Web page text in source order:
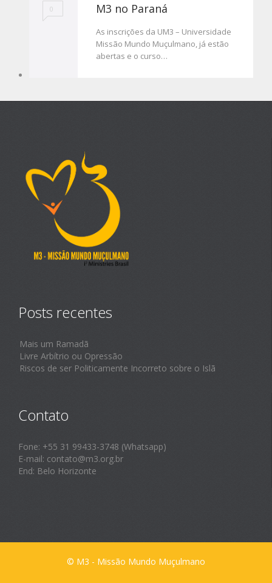
0 M3 no Paraná
As inscrições da UM3 – Universidade
Missão Mundo Muçulmano, já estão
abertas e o curso…
Posts recentes
Mais um Ramadã
Livre Arbítrio ou Opressão
Riscos de ser Politicamente Incorreto sobre o Islã
Contato
Fone: +55 31 99433-3748 (Whatsapp)
E-mail: contato@m3.org.br
End: Belo Horizonte
© M3 - Missão Mundo Muçulmano